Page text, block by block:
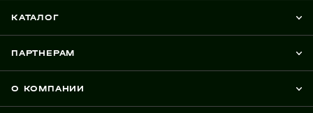
КАТАЛОГ
ПАРТНЕРАМ
О КОМПАНИИ